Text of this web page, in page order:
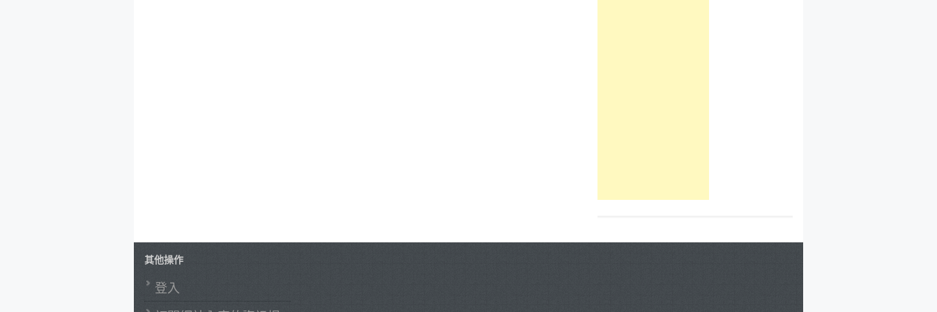
其他操作
登入